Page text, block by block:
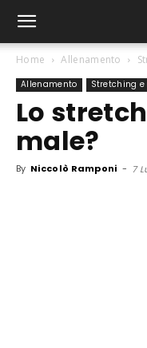
Home Allenamento
Allenamento Stretching
Lo
male?
By Niccolò Ramponi - 7